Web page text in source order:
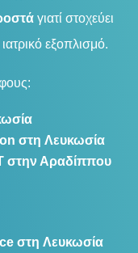
γιατί στοχεύει
εξοπλισμό.
στη Λευκωσία
στην Αραδίππου
στη Λευκωσία